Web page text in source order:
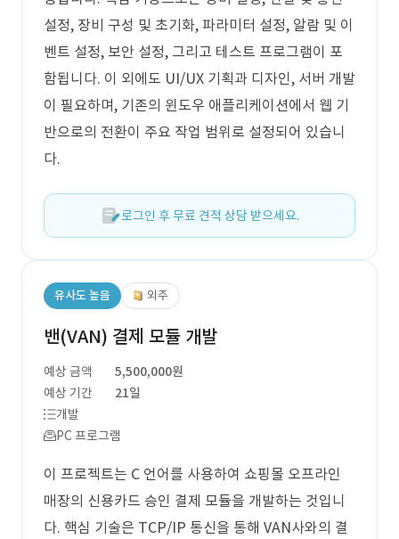
설정, 장비 구성 및 초기화, 파라미터 설정, 알람 및 이
벤트 설정, 보안 설정, 그리고 테스트 프로그램이 포
함됩니다. 이 외에도 UI/UX 기획과 디자인, 서버 개발
이 필요하며, 기존의 윈도우 애플리케이션에서 웹 기
반으로의 전환이 주요 작업 범위로 설정되어 있습니
다.
로그인 후 무료 견적 상담 받으세요.
유사도 높음 외주
밴(VAN) 결제 모듈 개발
예상 금액
5,500,000원
예상 기간
21일
개발
PC 프로그램
이 프로젝트는 C 언어를 사용하여 쇼핑몰 오프라인
매장의 신용카드 승인 결제 모듈을 개발하는 것입니
다. 핵심 기술은 TCP/IP 통신을 통해 VAN사와의 결